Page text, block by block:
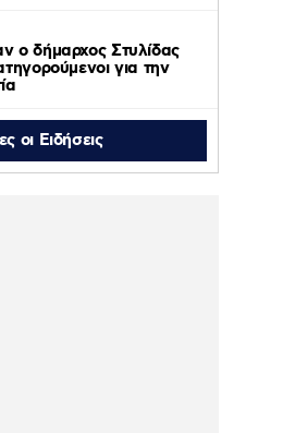
ο δήμαρχος Στυλίδας
για την
οι Ειδήσεις